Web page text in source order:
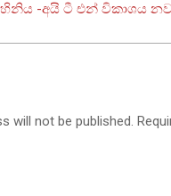
-අයි ටී එන් විකාශය
will not be published.